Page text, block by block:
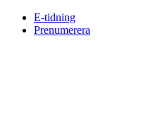
E-tidning
Prenumerera